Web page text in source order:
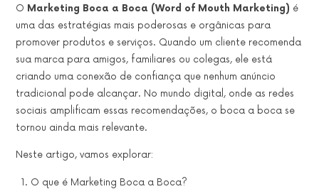
O Marketing Boca a Boca (Word of Mouth Marketing) é
uma das estratégias mais poderosas e orgânicas para
promover produtos e serviços. Quando um cliente recomenda
sua marca para amigos, familiares ou colegas, ele está
criando uma conexão de confiança que nenhum anúncio
tradicional pode alcançar. No mundo digital, onde as redes
sociais amplificam essas recomendações, o boca a boca se
tornou ainda mais relevante.
Neste artigo, vamos explorar:
O que é Marketing Boca a Boca?